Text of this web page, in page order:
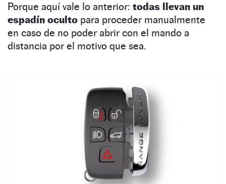
Porque aquí vale lo anterior: todas llevan un
espadín oculto para proceder manualmente
en caso de no poder abrir con el mando a
distancia por el motivo que sea.